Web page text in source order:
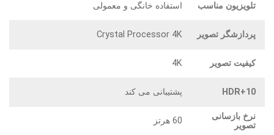
تلویزیون مناسب استفاده خانگی و معمولی
پردازشگر تصویر Crystal Processor 4K
کیفیت تصویر 4K
HDR+10 پشتیبانی می کند
نرخ بازسانی
تصویر
60 هرتز